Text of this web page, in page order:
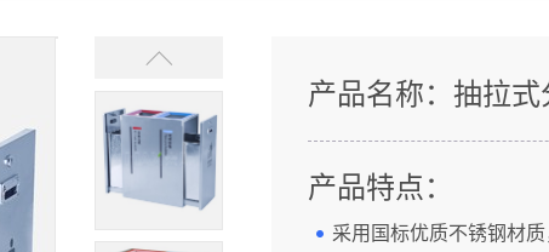
产品名称： 抽拉式
产品特点：
采用国标优质不锈钢材